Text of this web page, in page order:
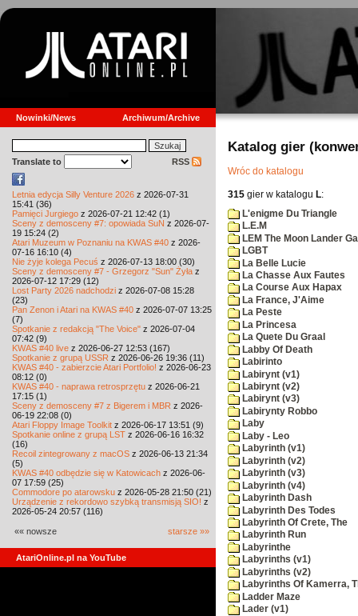
Nowinki/News Archiwum/Archive
Translate to RSS
Letnia edycja Silly Venture 2026 z 2026-07-31
15:41 (36)
Pamięci Jurgiego z 2026-07-21 12:42 (1)
Sceny z demosceny #7: opowiada SuN z 2026-07-
19 15:24 (2)
Atari Muzeum w Poznaniu na KWAS #40 z 2026-
07-16 16:10 (4)
Nie żyje kolega Pecuś z 2026-07-13 18:00 (30)
Sceny z demosceny #7 - Grzegorz "Sun" Żyła z
2026-07-12 17:29 (12)
Lost Party 2026 nadchodzi z 2026-07-08 15:28
(23)
Pan Zenon i Atari na KWAS #40 z 2026-07-07 13:25
(7)
Spotkanie z redakcją "The Voice" z 2026-07-04
07:42 (9)
KWAS #40 live z 2026-06-27 12:53 (167)
Spotkanie z grupą USSR z 2026-06-26 19:36 (11)
KWAS #40 - zabierzcie Atari Portfolio! z 2026-06-23
08:12 (0)
KWAS #40 - naprawa retrosprzętu z 2026-06-21
17:15 (1)
Sceny z demosceny #7 z Bigerem i MBR z 2026-
06-19 22:08 (0)
Atari Floppy Image Toolkit z 2026-06-17 13:51 (9)
Spotkanie online z grupą LST z 2026-06-16 16:32
(16)
Recoil zintegrowany z macOS z 2026-06-13 21:34
(5)
KWAS #40 odbędzie się w Katowicach z 2026-06-
07 17:59 (25)
Commodore po atarowsku z 2026-05-28 21:50 (21)
Urządzenie z rekordowo szybką transmisją SIO! z
2026-05-24 20:57 (116)
«« nowsze starsze »»
AtariOnline.pl na YouTube
Katalog gier
Wróc do katalogu
315 gier w katalogu L:
L'enigme Du Triangle
L.E.M
LEM The Moon Lander
LGBT
La Belle Lucie
La Chasse Aux Fautes
La Course Aux Hapax
La France, J'Aime
La Peste
La Princesa
La Quete Du Graal
Labby Of Death
Labirinto
Labirynt (v1)
Labirynt (v2)
Labirynt (v3)
Labirynty Robbo
Laby
Laby - Leo
Labyrinth (v1)
Labyrinth (v2)
Labyrinth (v3)
Labyrinth (v4)
Labyrinth Dash
Labyrinth Des Todes
Labyrinth Of Crete, The
Labyrinth Run
Labyrinthe
Labyrinths (v1)
Labyrinths (v2)
Labyrinths Of Kamerra,
Ladder Maze
Lader (v1)